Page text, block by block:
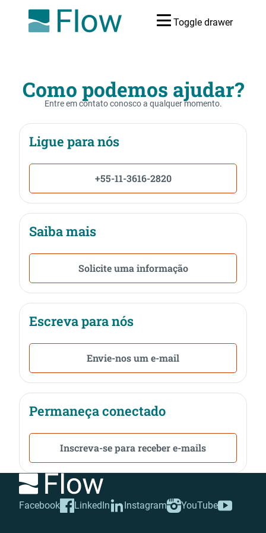
Toggle drawer
Como podemos ajudar?
Entre em contato conosco a qualquer momento.
Ligue para nós
+55-11-3616-2820
Saiba mais
Solicite uma informação
Escreva para nós
Envie-nos um e-mail
Permaneça conectado
Inscreva-se para receber e-mails
Facebook LinkedIn Instagram YouTube